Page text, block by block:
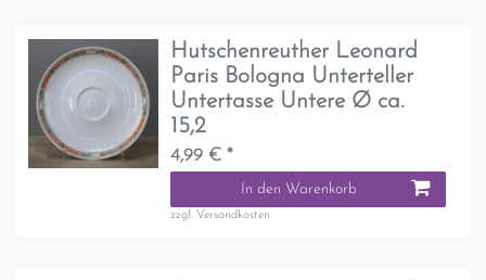
Hutschenreuther Leonard
Paris Bologna Unterteller
Untertasse Untere Ø ca.
15,2
4,99 € *
In den Warenkorb
zzgl. Versandkosten